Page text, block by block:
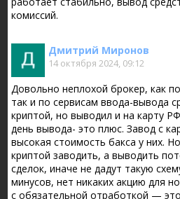
комиссий.
Дмитрий Миронов
14 октября 2024, 09:12
Довольно неплохой брокер, как
так и по сервисам ввода-вывода
криптой, но выводил и на карту
день вывода- это плюс. Завод с
высокая стоимость бакса у них.
криптой заводить, а выводить
сделок, иначе не дадут такую
минусов, нет никаких акцию для
с обязательной отработкой —